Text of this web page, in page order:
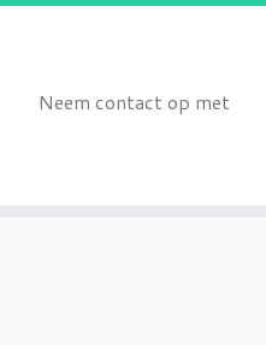
Neem contact op met